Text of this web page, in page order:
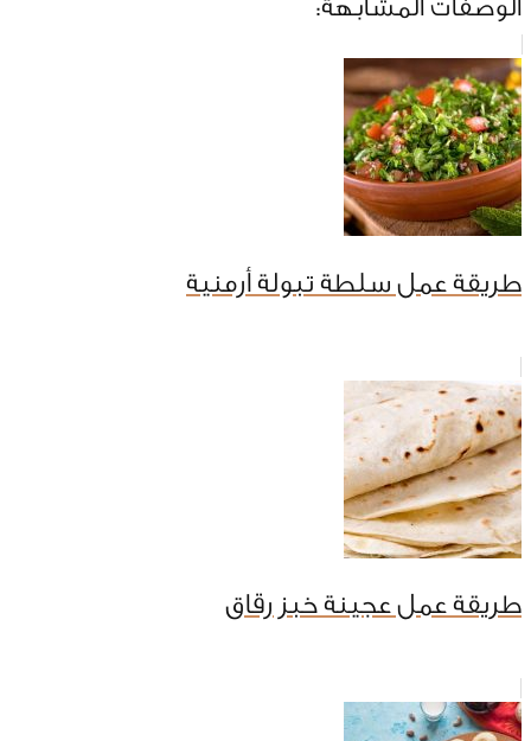
الوصفات المشابهة:
طريقة عمل سلطة تبولة أرمنية
طريقة عمل عجينة خبز رقاق